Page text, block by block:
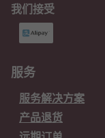
我们接受
服务
服务解决方案
产品退货